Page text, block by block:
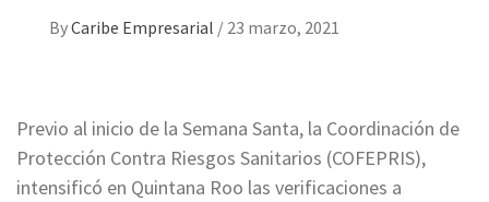
ByCaribe Empresarial / 23 marzo, 2021
Previo al inicio de la Semana Santa, la Coordinación de
Protección Contra Riesgos Sanitarios (COFEPRIS),
intensificó en Quintana Roo las verificaciones a